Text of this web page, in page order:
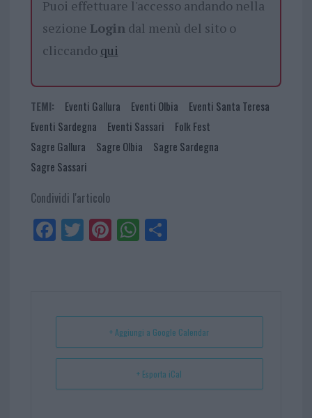
Puoi effettuare l'accesso andando nella
sezione Logindal menù del sito o
cliccando qui
TEMI: Eventi Gallura Eventi Olbia
Eventi Santa Teresa
Eventi Sardegna
Eventi Sassari
Folk Fest
Sagre Gallura
Sagre Olbia
Sagre Sardegna
Sagre Sassari
Condividi l'articolo
Fa
ce
Tw
itt
Pi
nt
t
W
ha
p
Sh
+ Aggiungi a Google Calendar
+ Esporta iCal